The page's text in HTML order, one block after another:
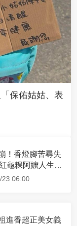
保佑姑姑、表
！香燈腳苦尋失
龜粿阿嬤人生謝
23 06:00
進香超正美女義